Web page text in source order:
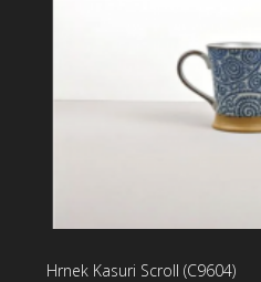
Hrnek Kasuri Scroll (C9604)